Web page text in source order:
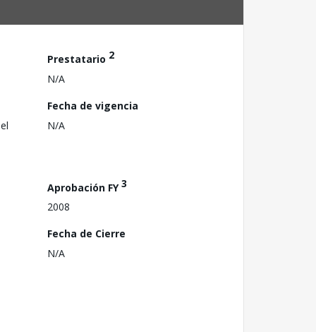
Prestatario 2
N/A
Fecha de vigencia
N/A
Aprobación FY3
2008
Fecha de Cierre
N/A